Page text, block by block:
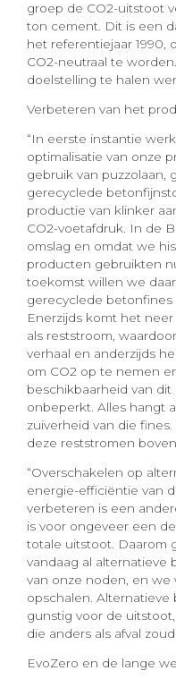
groep de CO2-uitstoot
ton cement. Dit is een
het referentiejaar 1990,
CO2-neutraal te
doelstelling te halen
Verbeteren van het
“In eerste instantie
optimalisatie van onze
gebruik van puzzolaan,
gerecyclede
productie van klinker
CO2-voetafdruk. In de
omslag en omdat we
producten gebruikten
toekomst willen we
gerecyclede betonfines
Enerzijds komt het
als reststroom,
verhaal en anderzijds
om CO2 op te nemen
beschikbaarheid van
onbeperkt. Alles hangt
zuiverheid van die
deze reststromen
“Overschakelen op
energie-efficiëntie van
verbeteren is een
is voor ongeveer een
totale uitstoot. Daarom
vandaag al alternatieve
van onze noden, en we
opschalen. Alternatieve
gunstig voor de
die anders als afval
EvoZero en de lange